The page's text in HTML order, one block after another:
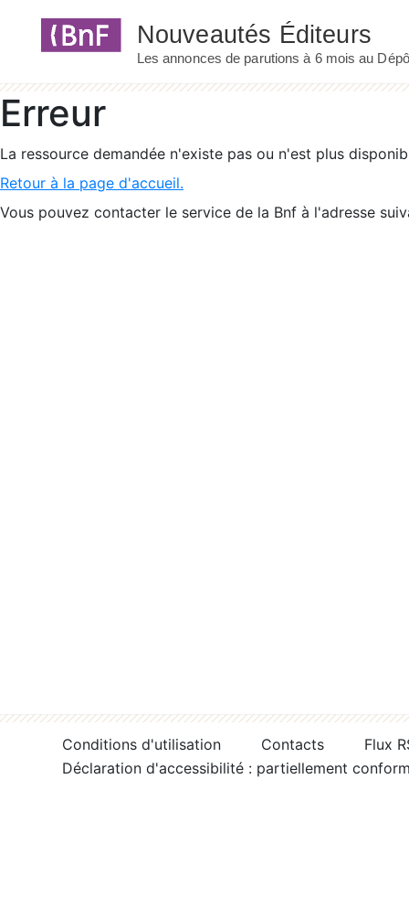
Erreur
La ressource demandée n'existe pas ou n'est plus
Retour à la page d'accueil.
Vous pouvez contacter le service de la Bnf à l'adresse
Conditions d'utilisation Contacts
Flux
Déclaration d'accessibilité : partiellement